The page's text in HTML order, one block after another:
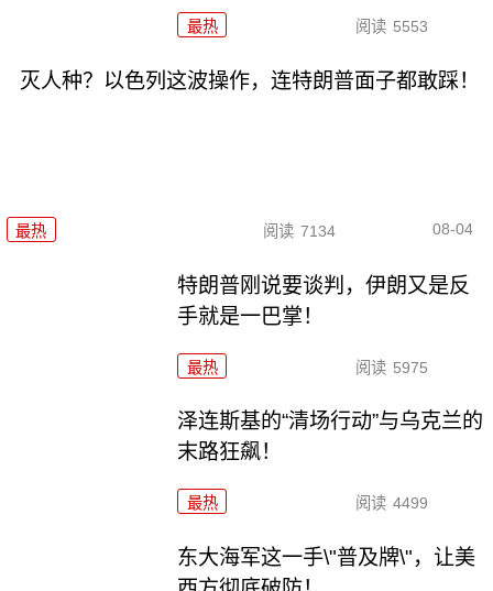
最热 阅读 5553
灭人种？以色列这波操作，连特朗普面子都敢踩！
最热 阅读 7134 08-04
特朗普刚说要谈判，伊朗又是反
手就是一巴掌！
最热 阅读 5975
泽连斯基的“清场行动”与乌克兰的
末路狂飙！
最热 阅读 4499
东大海军这一手\"普及牌\"，让美